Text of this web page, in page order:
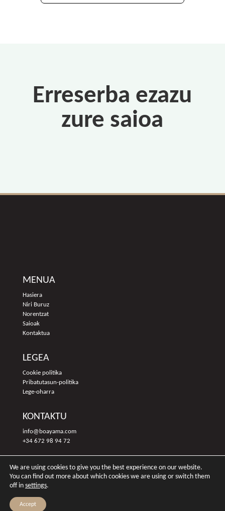
Erreserba ezazu
zure saioa
MENUA
Hasiera
Niri Buruz
Norentzat
Saioak
Kontaktua
LEGEA
Cookie politika
Pribatutasun-politika
Lege-oharra
KONTAKTU
info@boayama.com
+34 672 98 94 72
We are using cookies to give you the best experience on our website.
You can find out more about which cookies we are using or switch them
off in settings.
Accept